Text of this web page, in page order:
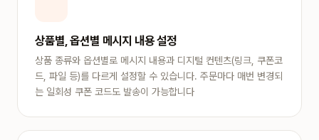
상품별, 옵션별 메시지 내용 설정
상품 종류와 옵션별로 메시지 내용과 디지털 컨텐츠(링크, 쿠폰코
드, 파일 등)를 다르게 설정할 수 있습니다. 주문마다 매번 변경되
는 일회성 쿠폰 코드도 발송이 가능합니다